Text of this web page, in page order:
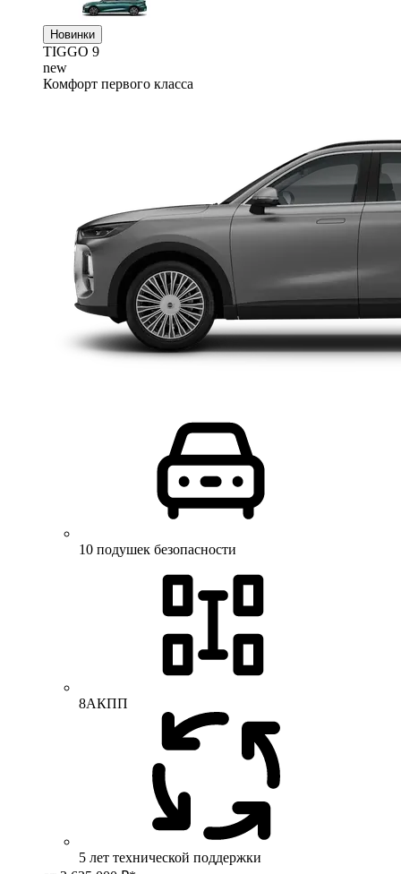
Новинки
TIGGO 9
new
Комфорт первого класса
10 подушек безопасности
8АКПП
5 лет технической поддержки